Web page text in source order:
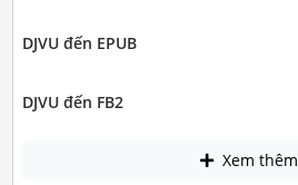
DJVU đến EPUB
DJVU đến FB2
Xem thêm